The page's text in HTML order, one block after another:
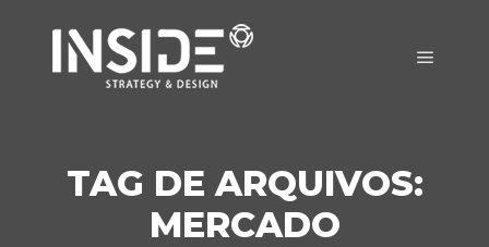
TAG DE ARQUIVOS:
MERCADO